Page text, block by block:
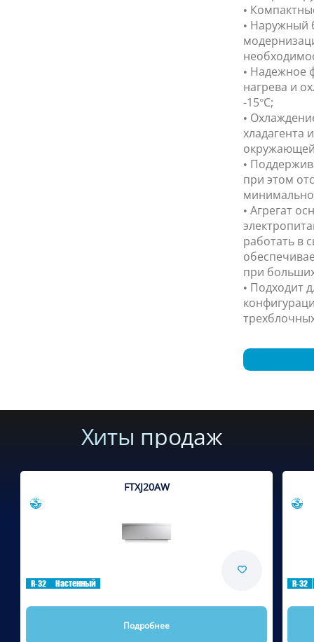
•
• Наружный
• Надежное
нагрева и
-15°C;
•
хладагента
•
при этом
• Агрегат
работать в
при
• Подходит
Хиты продаж
FTXJ20AW
R-32 Настенный
Подробнее
R-32